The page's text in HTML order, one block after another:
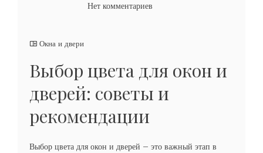
Нет комментариев
Окна и двери
Выбор цвета для окон и
дверей: советы и
рекомендации
Выбор цвета для окон и дверей – это важный этап в